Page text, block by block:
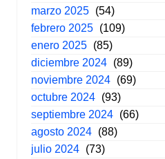
marzo 2025 (54)
febrero 2025 (109)
enero 2025 (85)
diciembre 2024 (89)
noviembre 2024 (69)
octubre 2024 (93)
septiembre 2024 (66)
agosto 2024 (88)
julio 2024 (73)